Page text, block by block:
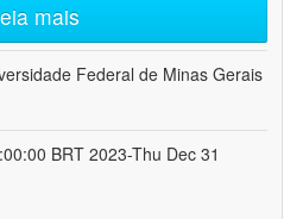
mais
Federal de Minas Gerais
BRT 2023-Thu Dec 31